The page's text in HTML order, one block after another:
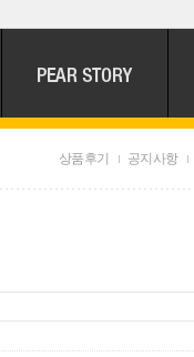
상품후기 공지사항